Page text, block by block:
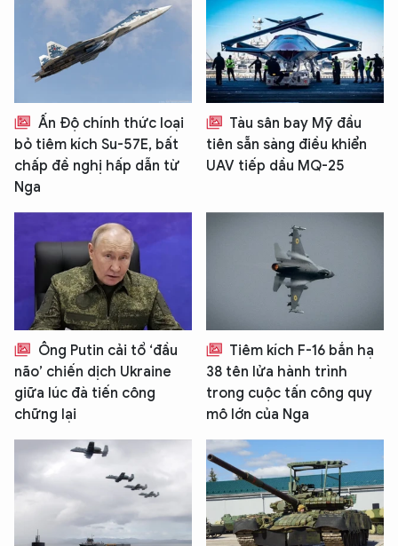
Ấn Độ chính thức loại
bỏ tiêm kích Su-57E, bất
chấp đề nghị hấp dẫn từ
Nga
Tàu sân bay Mỹ đầu
tiên sẵn sàng điều khiển
UAV tiếp dầu MQ-25
Ông Putin cải tổ ‘đầu
não’ chiến dịch Ukraine
giữa lúc đà tiến công
chững lại
Tiêm kích F-16 bắn hạ
38 tên lửa hành trình
trong cuộc tấn công quy
mô lớn của Nga